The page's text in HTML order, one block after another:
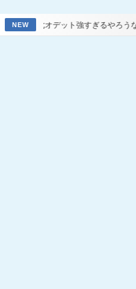
NEW
強すぎるやろうな 19時間前【原神】